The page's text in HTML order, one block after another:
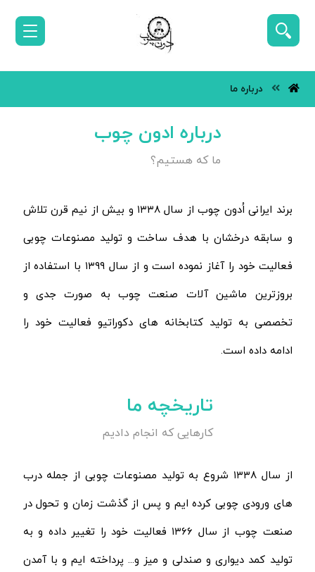
درباره ما
درباره ادون چوب
ما که هستیم؟
برند ایرانی اُدون چوب از سال ۱۳۳۸ و بیش از نیم قرن تلاش
و سابقه درخشان با هدف ساخت و تولید مصنوعات چوبی
فعالیت خود را آغاز نموده است و از سال ۱۳۹۹ با استفاده از
بروزترین ماشین آلات صنعت چوب به صورت جدی و
تخصصی به تولید کتابخانه های دکوراتیو فعالیت خود را
ادامه داده است.
تاریخچه ما
کارهایی که انجام دادیم
از سال ۱۳۳۸ شروع به تولید مصنوعات چوبی از جمله درب
های ورودی چوبی کرده ایم و پس از گذشت زمان و تحول در
صنعت چوب از سال ۱۳۶۶ فعالیت خود را تغییر داده و به
تولید کمد دیواری و صندلی و میز و... پرداخته ایم و با آمدن